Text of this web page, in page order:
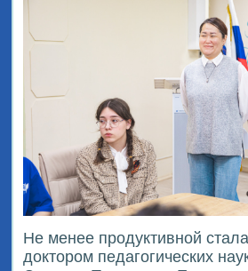
Не менее продуктивной
доктором педагогических